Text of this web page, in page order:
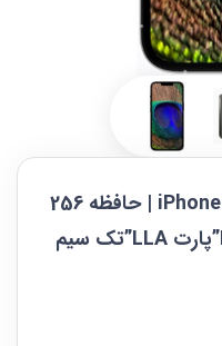
گوشی اپل مدل iPhone 13 Pro Max | حافظه 256
گیگابایت و رم 6 “No Active”پارت LLA”تک سیم